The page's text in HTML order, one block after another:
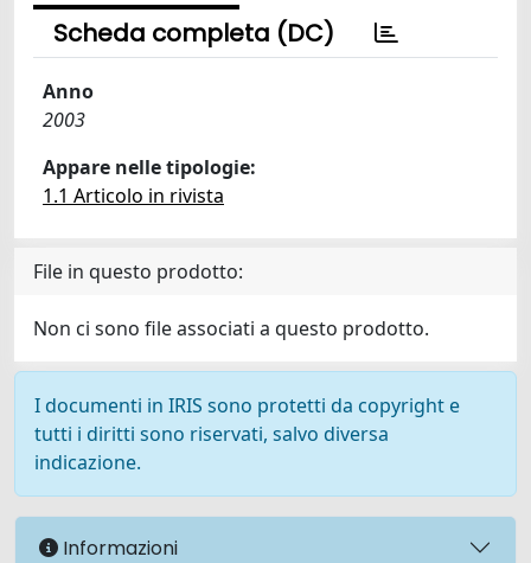
Scheda completa (DC)
Anno
2003
Appare nelle tipologie:
1.1 Articolo in rivista
File in questo prodotto:
Non ci sono file associati a questo prodotto.
I documenti in IRIS sono protetti da copyright e
tutti i diritti sono riservati, salvo diversa
indicazione.
Informazioni